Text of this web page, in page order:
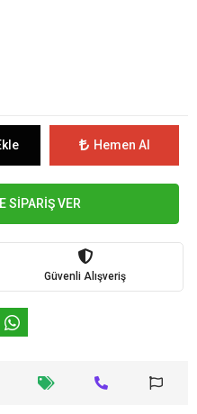
Hemen Al
SİPARİŞ VER
Güvenli Alışveriş